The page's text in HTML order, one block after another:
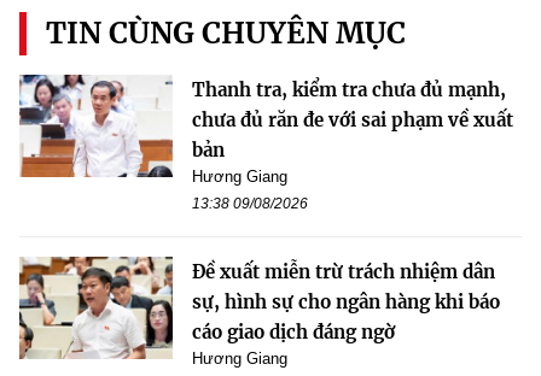
TIN CÙNG CHUYÊN MỤC
Thanh tra, kiểm tra chưa đủ mạnh,
chưa đủ răn đe với sai phạm về xuất
bản
Hương Giang
13:38 09/08/2026
Đề xuất miễn trừ trách nhiệm dân
sự, hình sự cho ngân hàng khi báo
cáo giao dịch đáng ngờ
Hương Giang